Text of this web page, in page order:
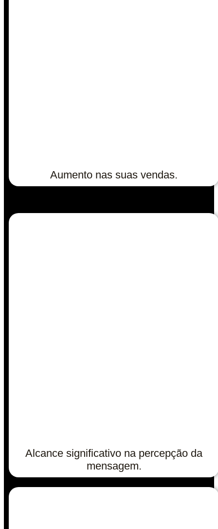
Aumento nas suas vendas.
Alcance significativo na percepção da
mensagem.